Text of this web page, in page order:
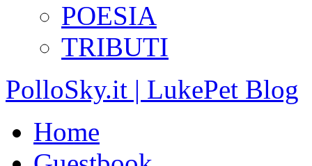
POESIA
TRIBUTI
PolloSky.it | LukePet Blog
Home